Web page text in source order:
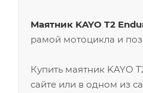
Маятник KAYO Т2
рамой мотоцикла и
Купить маятник KAYO
сайте или в одном из